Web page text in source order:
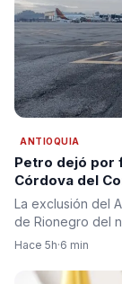
ANTIOQUIA
Petro dejó por
Córdova del
segunda pista
La exclusión del
de Rionegro del
Hace 5h·6 min